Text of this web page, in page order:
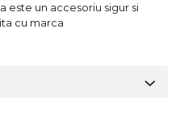
este un accesoriu sigur si
cu marca